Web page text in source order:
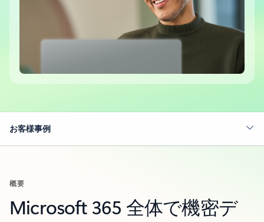
お客様事例
概要
Microsoft 365 全体で機密デ